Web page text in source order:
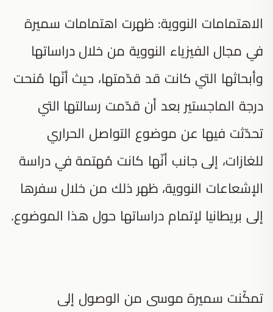
الاهتمامات النووية: ظهرت اهتمامات سميرة
في مجال الفيزياء النووية من خلال دراساتها
وأبحاثها التي كانت قد قدّمتها، حيث أنّها مُنحت
درجة الماجستير بعد أن قدّمت رسالتها التي
تحدّثت فيها عن موضوع التواصل الحراري
للغازات، إلى جانب أنّها كانت مُهتمة في دراسة
الإشعاعات النووية، ظهر ذلك من خلال سفرها
إلى بريطانيا لإتمام دراساتها حول هذا الموضوع.
تمكّنت سميرة موسى من الوصول إلى